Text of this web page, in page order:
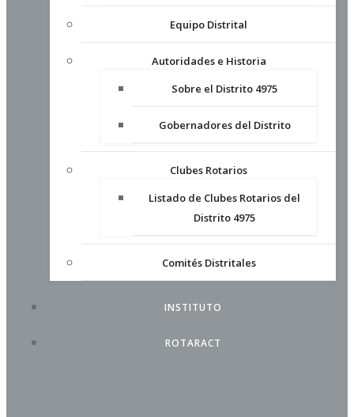
Equipo Distrital
Autoridades e Historia
Sobre el Distrito 4975
Gobernadores del Distrito
Clubes Rotarios
Listado de Clubes Rotarios del
Distrito 4975
Comités Distritales
INSTITUTO
ROTARACT